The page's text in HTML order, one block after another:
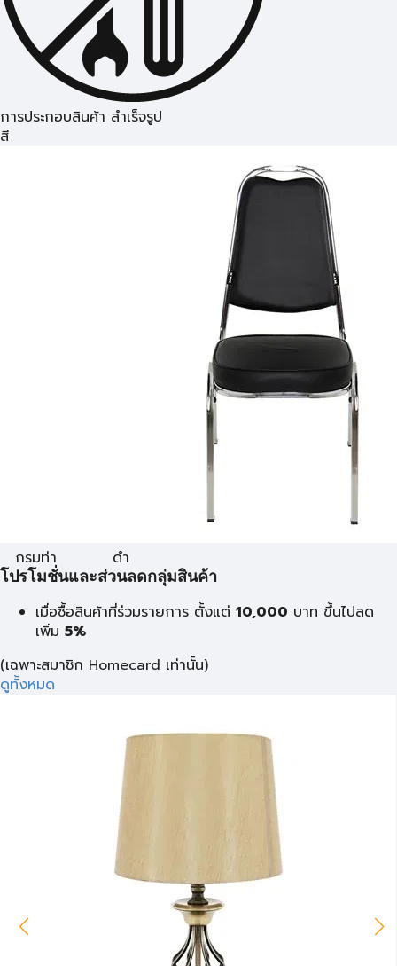
การประกอบสินค้า สำเร็จรูป
สี
กรมท่า ดำ
โปรโมชั่นและส่วนลดกลุ่มสินค้า
เมื่อซื้อสินค้าที่ร่วมรายการ ตั้งแต่ 10,000 บาท ขึ้นไปลด
เพิ่ม 5%
(เฉพาะสมาชิก Homecard เท่านั้น)
ดูทั้งหมด